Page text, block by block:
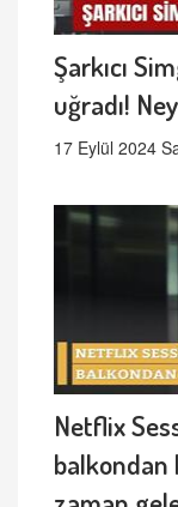
Şarkıcı
uğradı!
17 Eylül 2024
Netflix
balkondan